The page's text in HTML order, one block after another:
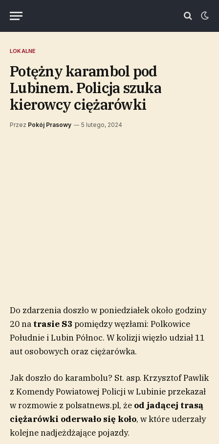
LOKALNE
Potężny karambol pod
Lubinem. Policja szuka
kierowcy ciężarówki
Przez Pokój Prasowy 5 lutego, 2024
Do zdarzenia doszło w poniedziałek około godziny
20 na trasie S3 pomiędzy węzłami: Polkowice
Południe i Lubin Północ. W kolizji więzło udział 11
aut osobowych oraz ciężarówka.
Jak doszło do karambolu? St. asp. Krzysztof Pawlik
z Komendy Powiatowej Policji w Lubinie przekazał
w rozmowie z polsatnews.pl, że od jadącej trasą
ciężarówki oderwało się koło, w które uderzały
kolejne nadjeżdżające pojazdy.